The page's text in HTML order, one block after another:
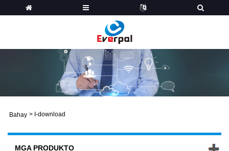
Bahay > I-download
MGA PRODUKTO